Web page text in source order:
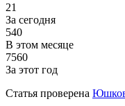
21
За сегодня
540
В этом месяце
7560
За этот год
Статья проверена